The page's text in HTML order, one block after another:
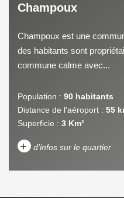
Champoux
Champoux est une
des habitants sont
commune calme avec...
Population : 90 habitants
Distance de l'aéroport : 55
Superficie : 3 Km²
+ d'infos sur le quartier